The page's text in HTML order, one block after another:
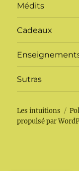
Médits
Cadeaux
Sutras
Les intuitions
propulsé par